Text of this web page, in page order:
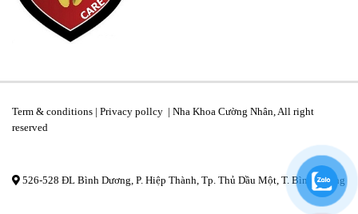
Term & conditions | Privacy pollcy | Nha Khoa Cường Nhân, All right
reserved
526-528 ĐL Bình Dương, P. Hiệp Thành, Tp. Thủ Dầu Một, T. Bình Dương